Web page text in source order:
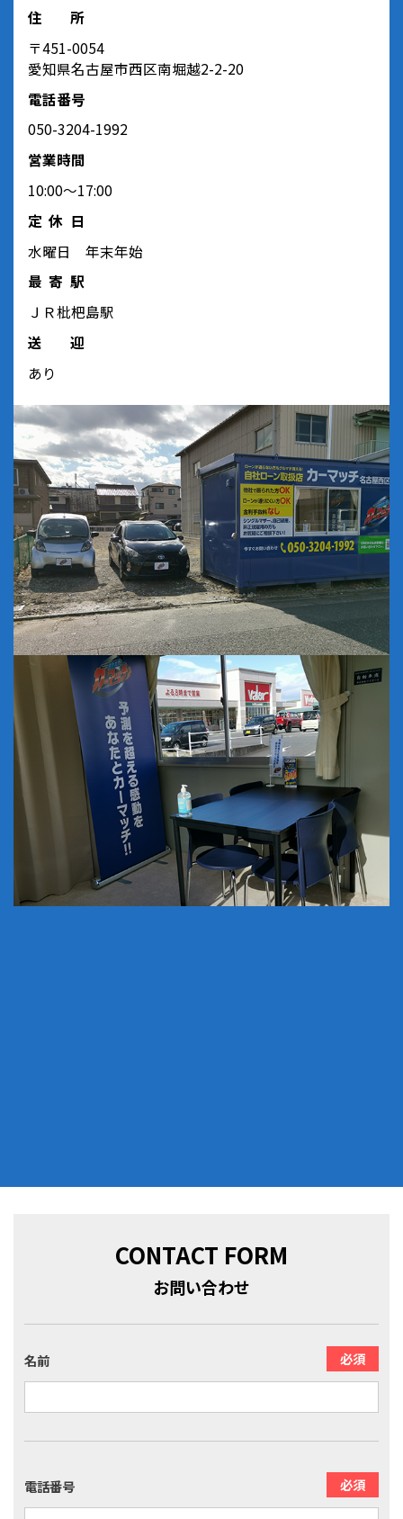
住所
〒451-0054
愛知県名古屋市西区南堀越2-2-20
電話番号
050-3204-1992
営業時間
10:00～17:00
定休日
水曜日 年末年始
最寄駅
ＪＲ枇杷島駅
送迎
あり
CONTACT FORM
お問い合わせ
名前
電話番号